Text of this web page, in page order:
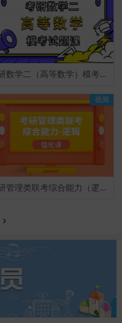
考研数学二（高等数学）模考试题课
考研管理类联考综合能力（逻辑）强化课
视频